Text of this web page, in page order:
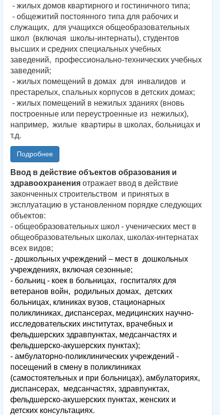
- жилых домов квартирного и гостиничного типа;
- общежитий постоянного типа для рабочих и
служащих, для учащихся общеобразовательных
школ (включая школы-интернаты), студентов
высших и средних специальных учебных
заведений, профессионально-технических учебных
заведений;
- жилых помещений в домах для инвалидов и
престарелых, спальных корпусов в детских домах;
- жилых помещений в нежилых зданиях (вновь
построенные или переустроенные из нежилых),
например, жилые квартиры в школах, больницах и
т.д.
Подробнее
Ввод в действие объектов образования и
здравоохранения отражает ввод в действие
законченных строительством и принятых в
эксплуатацию в установленном порядке следующих
объектов:
- общеобразовательных школ - ученических мест в
общеобразовательных школах, школах-интернатах
всех видов;
- дошкольных учреждений – мест в дошкольных
учреждениях, включая сезонные;
- больниц - коек в больницах, госпиталях для
ветеранов войн, родильных домах, детских
больницах, клиниках вузов, стационарных
поликлиниках, диспансерах, медицинских научно-
исследовательских институтах, врачебных и
фельдшерских здравпунктах, медсанчастях и
фельдшерско-акушерских пунктах);
- амбулаторно-поликлинических учреждений -
посещений в смену в поликлиниках
(самостоятельных и при больницах), амбулаториях,
диспансерах, медсанчастях, здравпунктах,
фельдшерско-акушерских пунктах, женских и
детских консультациях.